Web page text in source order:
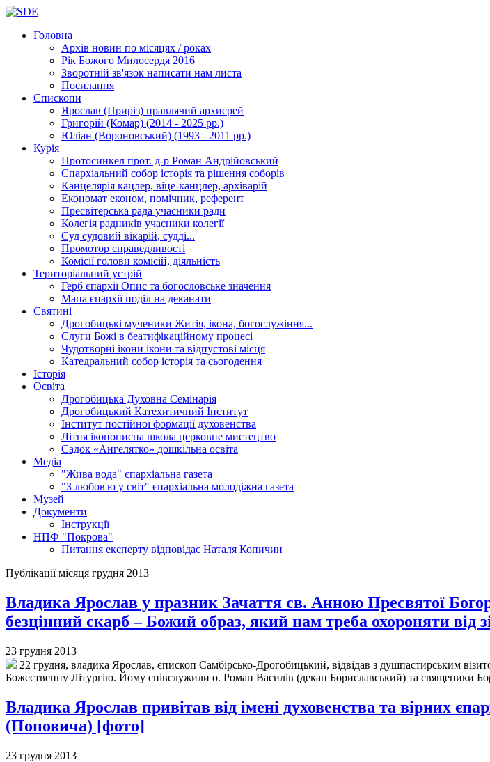
Головна
Архів новин по місяцях / роках
Рік Божого Милосердя 2016
Зворотній зв'язок написати нам листа
Посилання
Єпископи
Ярослав (Приріз) правлячий архиєрей
Григорій (Комар) (2014 - 2025 рр.)
Юліан (Вороновський) (1993 - 2011 рр.)
Курія
Протосинкел прот. д-р Роман Андрійовський
Єпархіальний собор історія та рішення соборів
Канцелярія кацлер, віце-канцлер, архіварій
Економат економ, помічник, референт
Пресвітерська рада учасники ради
Колегія радників учасники колегії
Суд судовий вікарій, судді...
Промотор справедливості
Комісіїголови комісій, діяльність
Територіальний устрій
Герб єпархіїОпис та богословське значення
Мапа єпархіїподіл на деканати
Святині
Дрогобицькі мученики Житія, ікона, богослужіння...
Слуги Божі в беатифікаційному процесі
Чудотворні ікони ікони та відпустові місця
Катедральний собор історія та сьогодення
Історія
Освіта
Дрогобицька Духовна Семінарія
Дрогобицький Катехитичний Інститут
Інститут постійної формації духовенства
Літня іконописна школа церковне мистецтво
Садок «Ангелятко» дошкільна освіта
Медіа
"Жива вода" єпархіальна газета
"З любов'ю у світ" єпархіальна молодіжна газета
Музей
Документи
Інструкції
НПФ "Покрова"
Питання експерту відповідає Наталя Копичин
Публікації місяця грудня 2013
Владика Ярослав у празник Зачаття св. Анною Пресвятої
безцінний скарб – Божий образ, який нам треба охороняти від
23 грудня 2013
22 грудня, владика Ярослав, єпископ Самбірсько-Дрогобицький, відвідав з душпастирським
Божественну Літургію. Йому співслужили о. Роман Василів (декан Бориславський) та священики
Владика Ярослав привітав від імені духовенства та вірних
(Поповича) [фото]
23 грудня 2013